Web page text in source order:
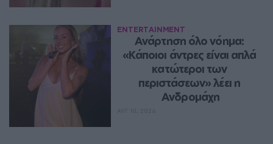
ENTERTAINMENT
Ανάρτηση όλο νόημα:
«Κάποιοι άντρες είναι απλά
κατώτεροι των
περιστάσεων» λέει η
Ανδρομάχη